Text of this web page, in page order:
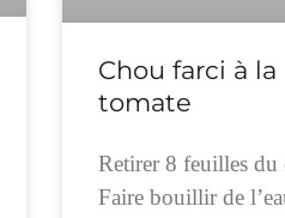
Chou farci à la
tomate
Retirer 8 feuilles du
Faire bouillir de